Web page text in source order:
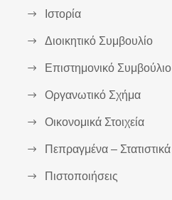
Ιστορία
Διοικητικό Συμβουλίο
Επιστημονικό Συμβούλιο
Οργανωτικό Σχήμα
Οικονομικά Στοιχεία
Πεπραγμένα – Στατιστικά
Πιστοποιήσεις